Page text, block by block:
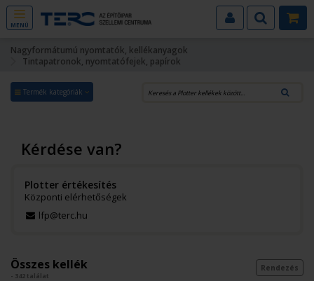
MENÜ
Nagyformátumú nyomtatók, kellékanyagok
Tintapatronok, nyomtatófejek, papírok
Termék kategóriák
Kérdése van?
Plotter értékesítés
Központi elérhetőségek
lfp@terc.hu
Összes kellék
- 342 találat
Rendezés